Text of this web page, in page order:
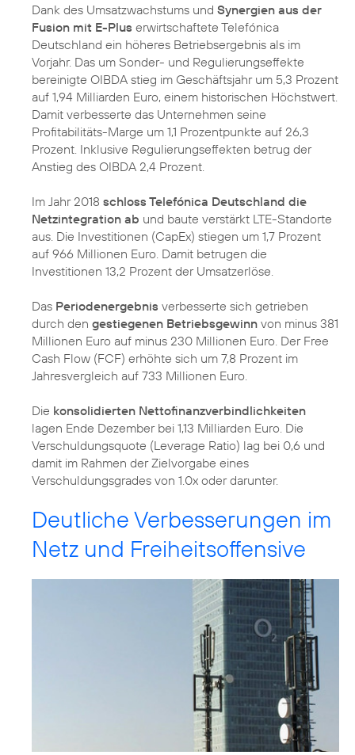
Dank des Umsatzwachstums und Synergien aus der
Fusion mit E-Plus erwirtschaftete Telefónica
Deutschland ein höheres Betriebsergebnis als im
Vorjahr. Das um Sonder- und Regulierungseffekte
bereinigte OIBDA stieg im Geschäftsjahr um 5,3 Prozent
auf 1,94 Milliarden Euro, einem historischen Höchstwert.
Damit verbesserte das Unternehmen seine
Profitabilitäts-Marge um 1,1 Prozentpunkte auf 26,3
Prozent. Inklusive Regulierungseffekten betrug der
Anstieg des OIBDA 2,4 Prozent.
Im Jahr 2018 schloss Telefónica Deutschland die
Netzintegration ab und baute verstärkt LTE-Standorte
aus. Die Investitionen (CapEx) stiegen um 1,7 Prozent
auf 966 Millionen Euro. Damit betrugen die
Investitionen 13,2 Prozent der Umsatzerlöse.
Das Periodenergebnis verbesserte sich getrieben
durch den gestiegenen Betriebsgewinn von minus 381
Millionen Euro auf minus 230 Millionen Euro. Der Free
Cash Flow (FCF) erhöhte sich um 7,8 Prozent im
Jahresvergleich auf 733 Millionen Euro.
Die konsolidierten Nettofinanzverbindlichkeiten
lagen Ende Dezember bei 1,13 Milliarden Euro. Die
Verschuldungsquote (Leverage Ratio) lag bei 0,6 und
damit im Rahmen der Zielvorgabe eines
Verschuldungsgrades von 1.0x oder darunter.
Deutliche Verbesserungen im
Netz und Freiheitsoffensive